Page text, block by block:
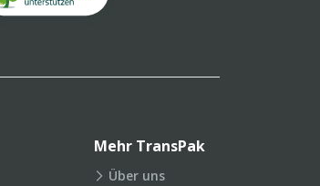
Mehr TransPak
Über uns